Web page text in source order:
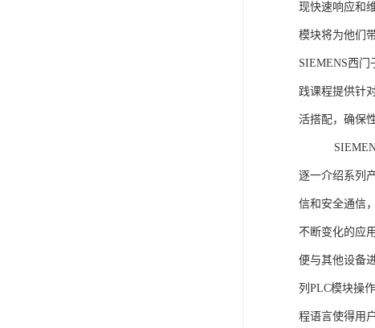
现快速响应和
模块将为他们
SIEMENS西
践课程提供针
活搭配，确保
SIEMENS西
逐一介绍系列
信和安全通信
不断变化的应
便与其他设备
列PLC模块操
程语言使得用